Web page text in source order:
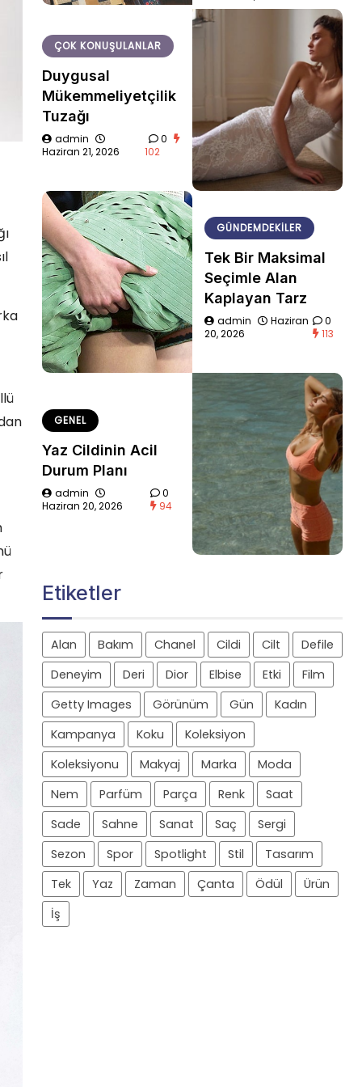
ÇOK KONUŞULANLAR
Duygusal
Mükemmeliyetçilik
Tuzağı
admin
Haziran 21, 2026
0
102
GÜNDEMDEKILER
Tek Bir Maksimal
Seçimle Alan
Kaplayan Tarz
admin
Haziran
20, 2026
0
113
GENEL
Yaz Cildinin Acil
Durum Planı
admin
Haziran 20, 2026
0
94
Etiketler
Alan Bakım Chanel Cildi Cilt
Defile
Deneyim
Deri Dior Elbise Etki
Film
Getty Images
Görünüm Gün
Kadın
Kampanya
Koku
Koleksiyon
Koleksiyonu
Makyaj Marka
Moda
Nem
Parfüm Parça Renk
Saat
Sade
Sahne Sanat Saç
Sergi
Sezon
Spor Spotlight Stil
Tasarım
Tek
Yaz Zaman Çanta Ödül
Ürün
İş